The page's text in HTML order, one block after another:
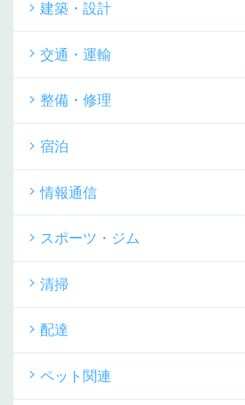
建築・設計
交通・運輸
整備・修理
宿泊
情報通信
スポーツ・ジム
清掃
配達
ペット関連